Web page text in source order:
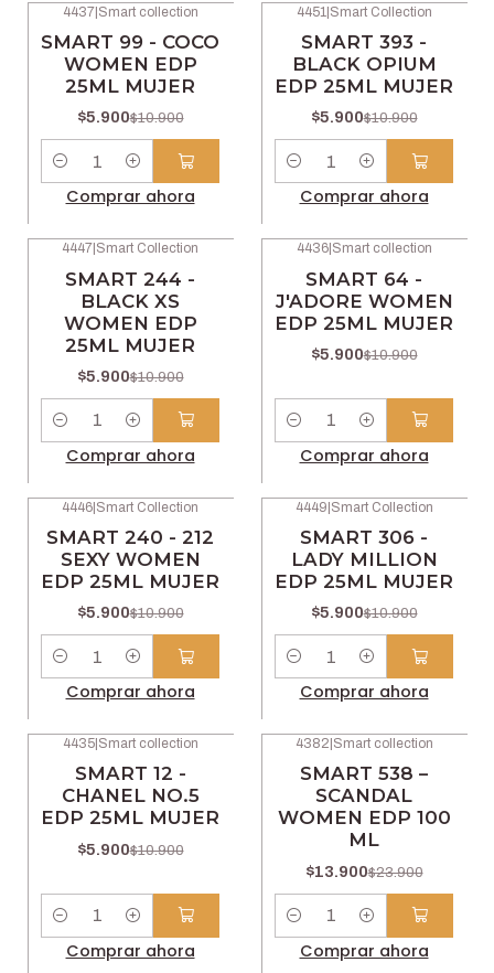
4437| Smart collection
SMART 99 - COCO
WOMEN EDP
25ML MUJER
$5.900$10.900
Comprar ahora
4451| Smart Collection
SMART 393 -
BLACK OPIUM
EDP 25ML MUJER
$5.900$10.900
Comprar ahora
4447 Smart Collection
SMART 244 -
BLACK XS
WOMEN EDP
25ML MUJER
$5.900$10.900
Cantidad
Comprar ahora
4436| Smart collection
SMART 64 -
J'ADORE WOMEN
EDP 25ML MUJER
$5.900$10.900
Cantidad
Comprar ahora
4446|Smart Collection
SMART 240 - 212
SEXY WOMEN
EDP 25ML MUJER
$5.900$10.900
Comprar ahora
4449|Smart Collection
SMART 306 -
LADY MILLION
EDP 25ML MUJER
$5.900$10.900
Comprar ahora
4435| Smart collection
SMART 12 -
CHANEL NO.5
EDP 25ML MUJER
$5.900$10.900
Cantidad
Comprar ahora
4382 Smart collection
SMART 538 –
SCANDAL
WOMEN EDP 100
ML
$13.900$23.900
Cantidad
Comprar ahora